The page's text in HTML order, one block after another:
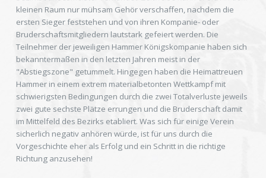
kleinen Raum nur mühsam Gehör verschaffen, nachdem die
ersten Sieger feststehen und von ihren Kompanie- oder
Bruderschaftsmitgliedern lautstark gefeiert werden. Die
Teilnehmer der jeweiligen Hammer Königskompanie haben sich
bekanntermaßen in den letzten Jahren meist in der
"Abstiegszone" getummelt. Hingegen haben die Heimattreuen
Hammer in einem extrem materialbetonten Wettkampf mit
schwierigsten Bedingungen durch die zwei Totalverluste jeweils
zwei gute sechste Plätze errungen und die Bruderschaft damit
im Mittelfeld des Bezirks etabliert. Was sich für einige Verein
sicherlich negativ anhören würde, ist für uns durch die
Vorgeschichte eher als Erfolg und ein Schritt in die richtige
Richtung anzusehen!